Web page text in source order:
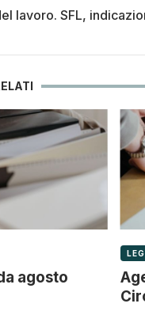
lavoro. SFL,
agosto